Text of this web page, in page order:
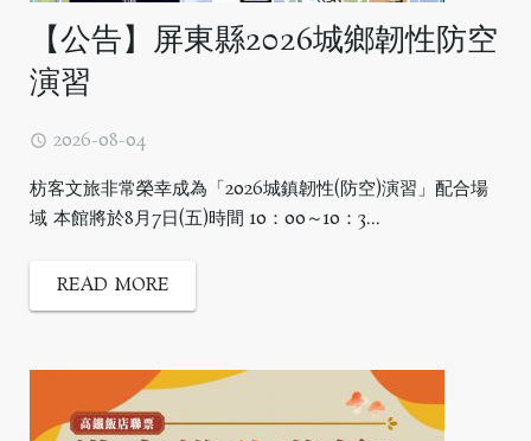
【公告】屏東縣2026城鄉韌性防空
演習
2026-08-04
枋客文旅非常榮幸成為「2026城鎮韌性(防空)演習」配合場
域 本館將於8月7日(五)時間 10：00～10：3...
READ MORE